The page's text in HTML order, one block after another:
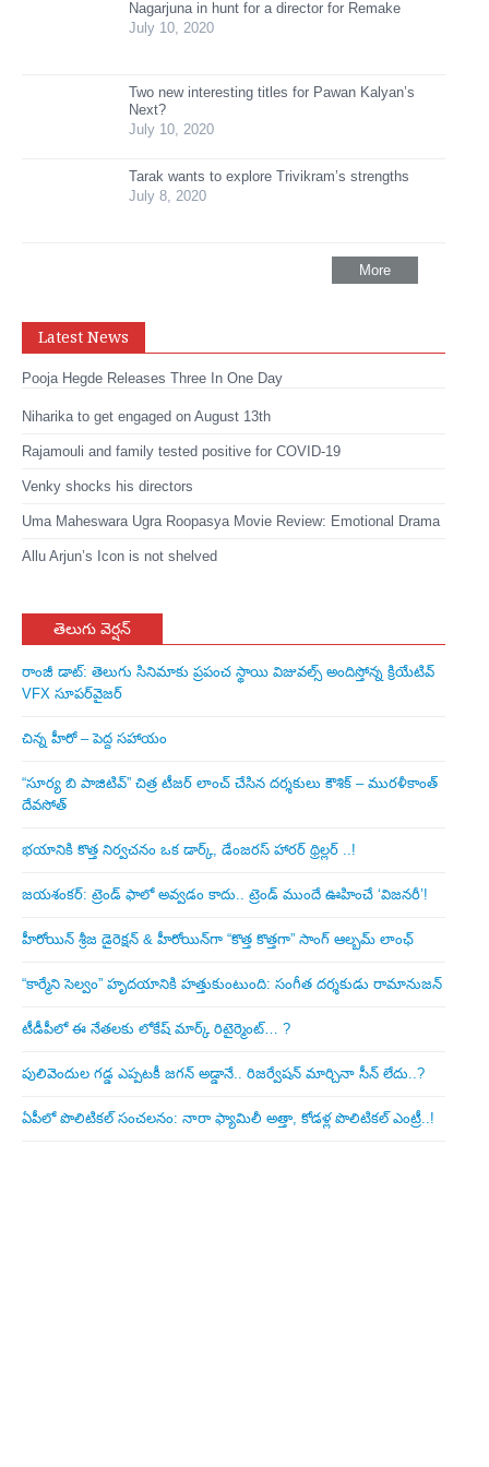
Nagarjuna in hunt for a director for Remake
July 10, 2020
Two new interesting titles for Pawan Kalyan’s
Next?
July 10, 2020
Tarak wants to explore Trivikram’s strengths
July 8, 2020
More
Latest News
Pooja Hegde Releases Three In One Day
Niharika to get engaged on August 13th
Rajamouli and family tested positive for COVID-19
Venky shocks his directors
Uma Maheswara Ugra Roopasya Movie Review: Emotional Drama
Allu Arjun’s Icon is not shelved
తెలుగు వెర్షన్
రాంజీ డాట్: తెలుగు సినిమాకు ప్రపంచ స్థాయి విజువల్స్ అందిస్తోన్న క్రియేటివ్
VFX సూపర్‌వైజర్
చిన్న హీరో – పెద్ద సహాయం
“సూర్య బి పాజిటివ్” చిత్ర టీజర్ లాంచ్ చేసిన‌ దర్శకులు కౌశిక్ – మురళీకాంత్
దేవసోత్
భయానికి కొత్త నిర్వచనం ఒక డార్క్, డేంజరస్ హారర్ థ్రిల్లర్ ..!
జయశంకర్: ట్రెండ్‌ ఫాలో అవ్వడం కాదు.. ట్రెండ్‌ ముందే ఊహించే ‘విజనరీ’!
హీరోయిన్ శ్రీజ డైరెక్ష‌న్ & హీరోయిన్‌గా “కొత్త కొత్తగా” సాంగ్ ఆల్బమ్ లాంఛ్
“కార్మేని సెల్వం” హృదయానికి హత్తుకుంటుంది: సంగీత దర్శకుడు రామానుజన్
టీడీపీలో ఈ నేత‌ల‌కు లోకేష్ మార్క్ రిటైర్మెంట్‌… ?
పులివెందుల గ‌డ్డ ఎప్ప‌ట‌కీ జ‌గ‌న్ అడ్డానే.. రిజ‌ర్వేష‌న్ మార్చినా సీన్ లేదు..?
ఏపీలో పొలిటిక‌ల్ సంచ‌ల‌నం: నారా ఫ్యామిలీ అత్తా, కోడ‌ళ్ల పొలిటికల్ ఎంట్రీ..!